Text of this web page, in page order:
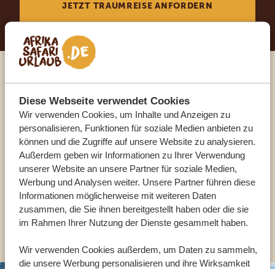
Diese Webseite verwendet Cookies
Wir verwenden Cookies, um Inhalte und Anzeigen zu
personalisieren, Funktionen für soziale Medien anbieten zu
können und die Zugriffe auf unsere Website zu analysieren.
Außerdem geben wir Informationen zu Ihrer Verwendung
unserer Website an unsere Partner für soziale Medien,
Werbung und Analysen weiter. Unsere Partner führen diese
Informationen möglicherweise mit weiteren Daten
zusammen, die Sie ihnen bereitgestellt haben oder die sie
im Rahmen Ihrer Nutzung der Dienste gesammelt haben.
Wir verwenden Cookies außerdem, um Daten zu sammeln,
die unsere Werbung personalisieren und ihre Wirksamkeit
JETZT TRAUMREISE ANFORDERN
Sprechen Sie mit einem
Reiseberater
UNSERE EXPERTEN HELFEN IHNEN GERN
DE:
ANDERE LÄNDER